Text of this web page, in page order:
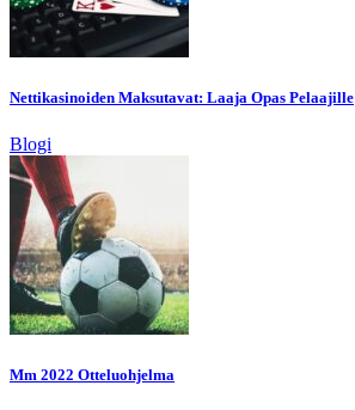
Nettikasinoiden Maksutavat: Laaja Opas Pelaajille
Blogi
Mm 2022 Otteluohjelma